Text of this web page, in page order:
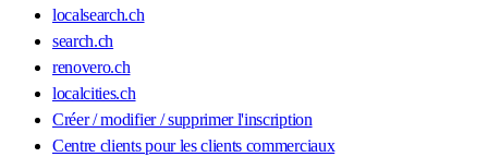
localsearch.ch
search.ch
renovero.ch
localcities.ch
Créer / modifier / supprimer l'inscription
Centre clients pour les clients commerciaux